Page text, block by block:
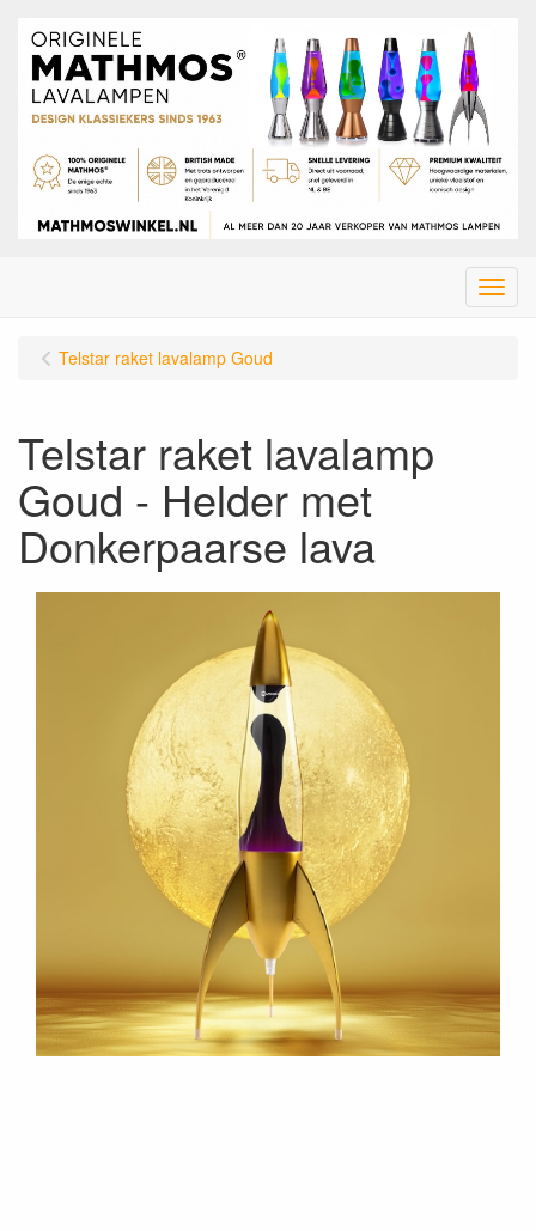
Menu
Telstar raket lavalamp Goud
Telstar raket lavalamp
Goud - Helder met
Donkerpaarse lava